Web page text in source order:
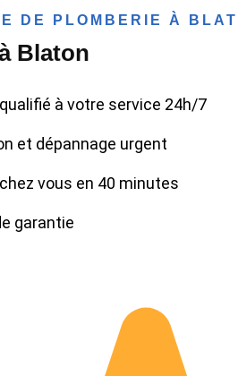
DE PLOMBERIE À
Blaton
à votre service 24h/7
et dépannage urgent
vous en 40 minutes
garantie